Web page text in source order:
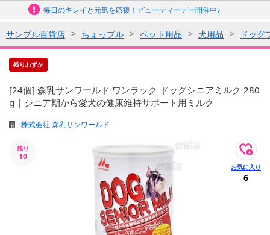
毎日のキレイと元気を応援！ビューティーデー開催中♪
サンプル百貨店 ちょっプル ペット用品 犬用品 ドッグ
残りわずか
[24個] 森乳サンワールド ワンラック ドッグシニアミルク 280
g | シニア期から愛犬の健康維持サポート用ミルク
株式会社 森乳サンワールド
残り
10
6